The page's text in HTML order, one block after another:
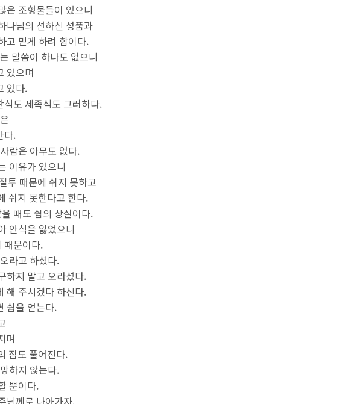
조형물들이 있으니
나님의 선하신 성품과
고 믿게 하려 함이다.
말씀이 하나도 없으니
있으며
있다.
도 세족식도 그러하다.
다.
람은 아무도 없다.
이유가 있으니
투 때문에 쉬지 못하고
쉬지 못한다고 한다.
때도 쉼의 상실이다.
안식을 잃었으니
때문이다.
라고 하셨다.
하지 말고 오라셨다.
해 주시겠다 하신다.
쉼을 얻는다.
며
짐도 풀어진다.
하지 않는다.
뿐이다.
님께로 나아가자.